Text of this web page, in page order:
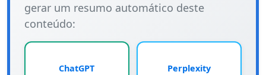
gerar um resumo automático deste
conteúdo:
ChatGPT Perplexity